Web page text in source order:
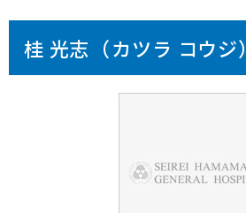
桂 光志（カツラ コウジ）